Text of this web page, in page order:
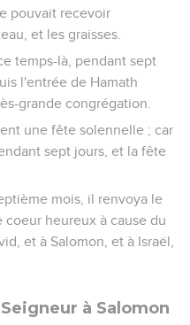
pouvait recevoir
et les graisses.
temps-là, pendant sept
l'entrée de Hamath
grande congrégation.
une fête solennelle ; car
sept jours, et la fête
mois, il renvoya le
heureux à cause du
et à Salomon, et à Israël,
à Salomon